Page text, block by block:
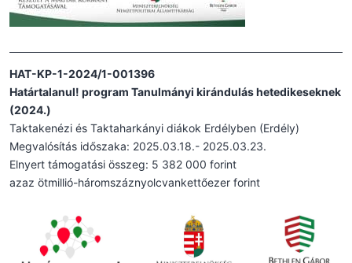
HAT-KP-1-2024/1-001396
Határtalanul! program Tanulmányi kirándulás hetedikeseknek
(2024.)
Taktakenézi és Taktaharkányi diákok Erdélyben (Erdély)
Megvalósítás időszaka: 2025.03.18.- 2025.03.23.
Elnyert támogatási összeg: 5 382 000 forint
azaz ötmillió-háromszáznyolcvankettőezer forint